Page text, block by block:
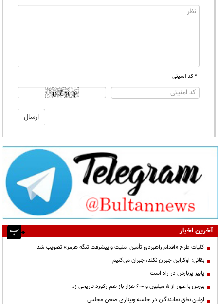
* کد امنیتی
آخرین اخبار
کلیات طرح «اقدام راهبردی تأمین امنیت و پیشرفت تنگه هرمز» تصویب شد
بقائی: اوکراین جبران نکند، جبران می‌کنیم
پاییز پربارش در راه است
بورس با عبور از ۵ میلیون و ۶۰۰ هزار باز هم رکورد تاریخی زد
اولین نطق نمایندگان در جلسه وبیناری صحن مجلس